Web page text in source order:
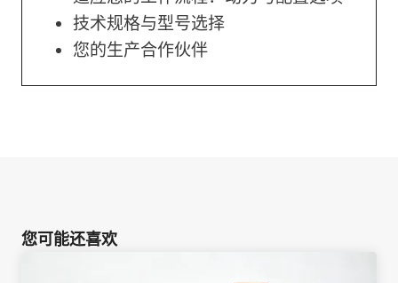
技术规格与型号选择
您的生产合作伙伴
您可能还喜欢